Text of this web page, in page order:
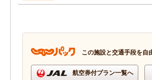
この施設と交通手段を自
航空券付プラン一覧へ